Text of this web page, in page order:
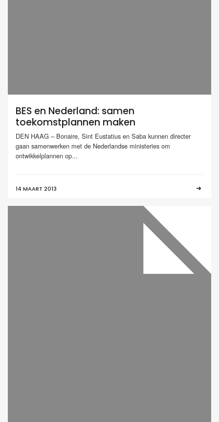
BES en Nederland: samen
toekomstplannen maken
DEN HAAG – Bonaire, Sint Eustatius en Saba kunnen directer
gaan samenwerken met de Nederlandse ministeries om
ontwikkelplannen op...
14 MAART 2013